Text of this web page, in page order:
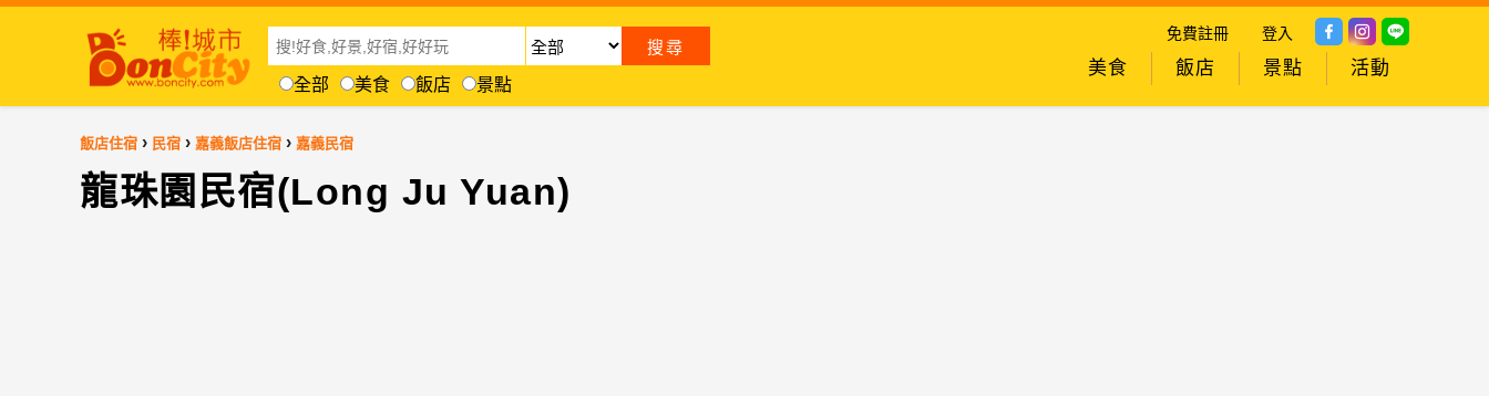
全部 美食 飯店 景點
免費註冊 登入
美食 飯店 景點 活動
飯店住宿 › 民宿 › 嘉義飯店住宿 › 嘉義民宿
龍珠園民宿(Long Ju Yuan)